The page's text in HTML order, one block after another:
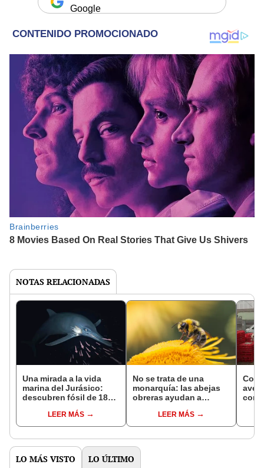
Google
NOTAS RELACIONADAS
Una mirada a la vida
marina del Jurásico:
descubren fósil de 180
depredador parecido a
un delfín
LEER MÁS
No se trata de una
monarquía: las abejas
obreras ayudan a
convierte en reina
LEER MÁS
LO MÁS VISTO LO ÚLTIMO